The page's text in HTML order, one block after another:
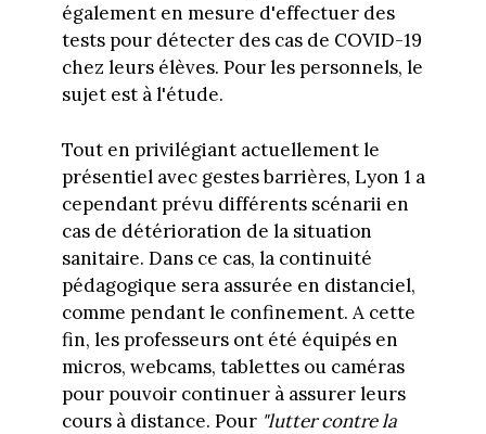
également en mesure d'effectuer des
tests pour détecter des cas de COVID-19
chez leurs élèves. Pour les personnels, le
sujet est à l'étude.
Tout en privilégiant actuellement le
présentiel avec gestes barrières, Lyon 1 a
cependant prévu différents scénarii en
cas de détérioration de la situation
sanitaire. Dans ce cas, la continuité
pédagogique sera assurée en distanciel,
comme pendant le confinement. A cette
fin, les professeurs ont été équipés en
micros, webcams, tablettes ou caméras
pour pouvoir continuer à assurer leurs
cours à distance. Pour "lutter contre la